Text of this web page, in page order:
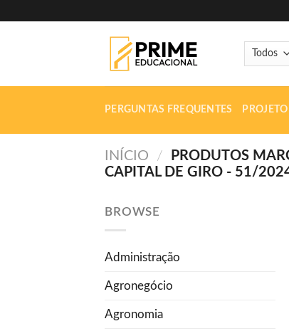
PERGUNTAS FREQUENTES
INÍCIO /
PRODUTOS
CAPITAL DE GIRO - 51/
BROWSE
Administração
Agronegócio
Agronomia